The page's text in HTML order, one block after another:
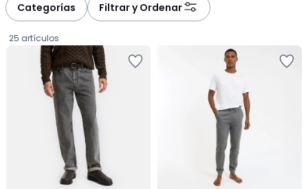
Categorías Filtrar y Ordenar
25 artículos